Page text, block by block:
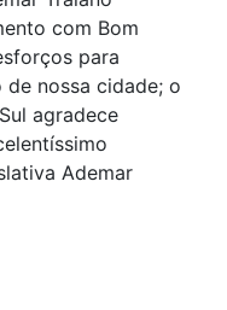
com Bom
para
nossa cidade; o
agradece
Ademar